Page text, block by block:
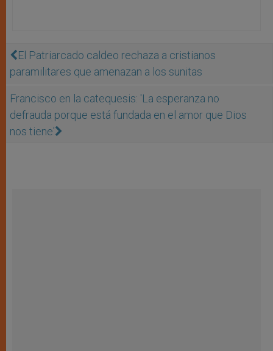
El Patriarcado caldeo rechaza a cristianos
paramilitares que amenazan a los sunitas
Francisco en la catequesis: 'La esperanza no
defrauda porque está fundada en el amor que Dios
nos tiene'